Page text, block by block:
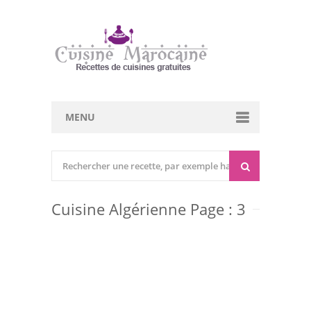
MENU
Entrées Froides
Cuisine Algérienne Page : 3